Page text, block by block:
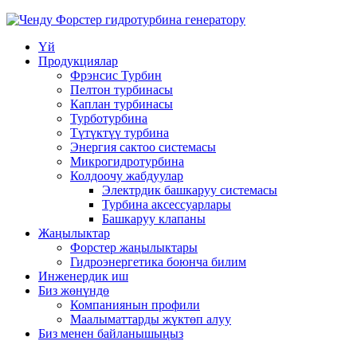
Үй
Продукциялар
Фрэнсис Турбин
Пелтон турбинасы
Каплан турбинасы
Турботурбина
Түтүктүү турбина
Энергия сактоо системасы
Микрогидротурбина
Колдоочу жабдуулар
Электрдик башкаруу системасы
Турбина аксессуарлары
Башкаруу клапаны
Жаңылыктар
Форстер жаңылыктары
Гидроэнергетика боюнча билим
Инженердик иш
Биз жөнүндө
Компаниянын профили
Маалыматтарды жүктөп алуу
Биз менен байланышыңыз